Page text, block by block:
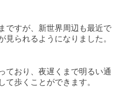
ですが、新世界周辺も最近で
見られるようになりました。
ており、夜遅くまで明るい通
て歩くことができます。